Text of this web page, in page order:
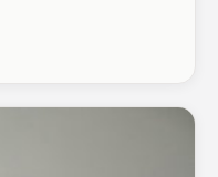
适合喜欢抠台词与伏笔
，这部作品值得关注。